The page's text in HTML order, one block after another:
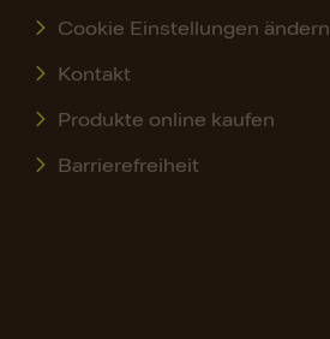
Cookie Einstellungen ändern
Kontakt
Produkte online kaufen
Barrierefreiheit